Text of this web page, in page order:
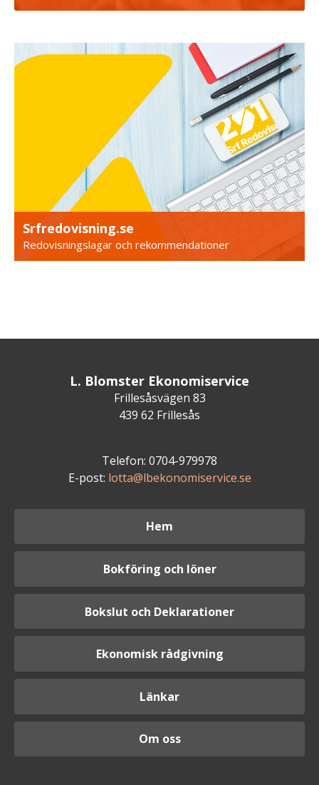
Srfredovisning.se
Redovisningslagar och rekommendationer
L. Blomster Ekonomiservice
Frillesåsvägen 83
439 62 Frillesås
Telefon: 0704-979978
E-post: lotta@lbekonomiservice.se
Hem
Bokföring och löner
Bokslut och Deklarationer
Ekonomisk rådgivning
Länkar
Om oss